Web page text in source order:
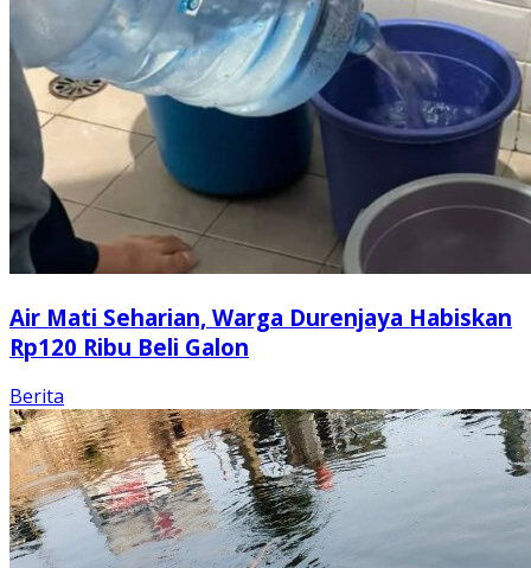
Air Mati Seharian, Warga Durenjaya Habiskan
Rp120 Ribu Beli Galon
Berita